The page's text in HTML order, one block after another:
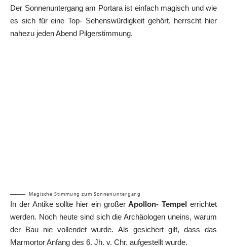
Der Sonnenuntergang am Portara ist einfach magisch und wie
es sich für eine Top- Sehenswürdigkeit gehört, herrscht hier
nahezu jeden Abend Pilgerstimmung.
Magische Stimmung zum Sonnenuntergang
In der Antike sollte hier ein großerApollon- Tempel errichtet
werden. Noch heute sind sich die Archäologen uneins, warum
der Bau nie vollendet wurde. Als gesichert gilt, dass das
Marmortor Anfang des 6. Jh. v. Chr. aufgestellt wurde.